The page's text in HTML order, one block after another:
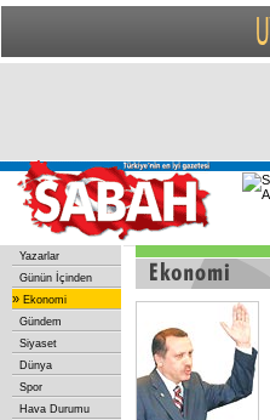
Yazarlar
Günün İçinden
» Ekonomi
Gündem
Siyaset
Dünya
Spor
Hava Durumu